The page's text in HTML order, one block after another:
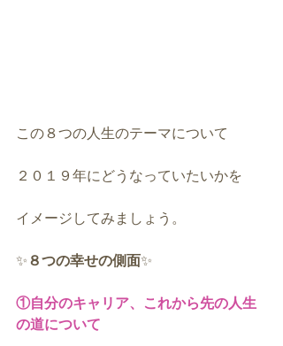
この８つの人生のテーマについて
２０１９年にどうなっていたいかを
イメージしてみましょう。
✨８つの幸せの側面✨
①自分のキャリア、これから先の人生
の道について